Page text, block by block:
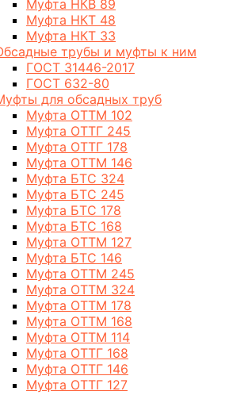
Муфта НКВ 89
Муфта НКТ 48
Муфта НКТ 33
трубы и муфты к ним
ГОСТ 31446-2017
ГОСТ 632-80
для обсадных труб
Муфта ОТТМ 102
Муфта ОТТГ 245
Муфта ОТТГ 178
Муфта ОТТМ 146
Муфта БТС 324
Муфта БТС 245
Муфта БТС 178
Муфта БТС 168
Муфта ОТТМ 127
Муфта БТС 146
Муфта ОТТМ 245
Муфта ОТТМ 324
Муфта ОТТМ 178
Муфта ОТТМ 168
Муфта ОТТМ 114
Муфта ОТТГ 168
Муфта ОТТГ 146
Муфта ОТТГ 127